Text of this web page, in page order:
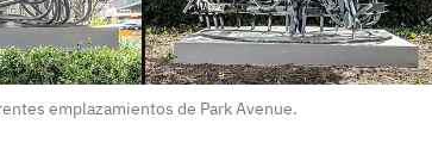
emplazamientos de Park Avenue.